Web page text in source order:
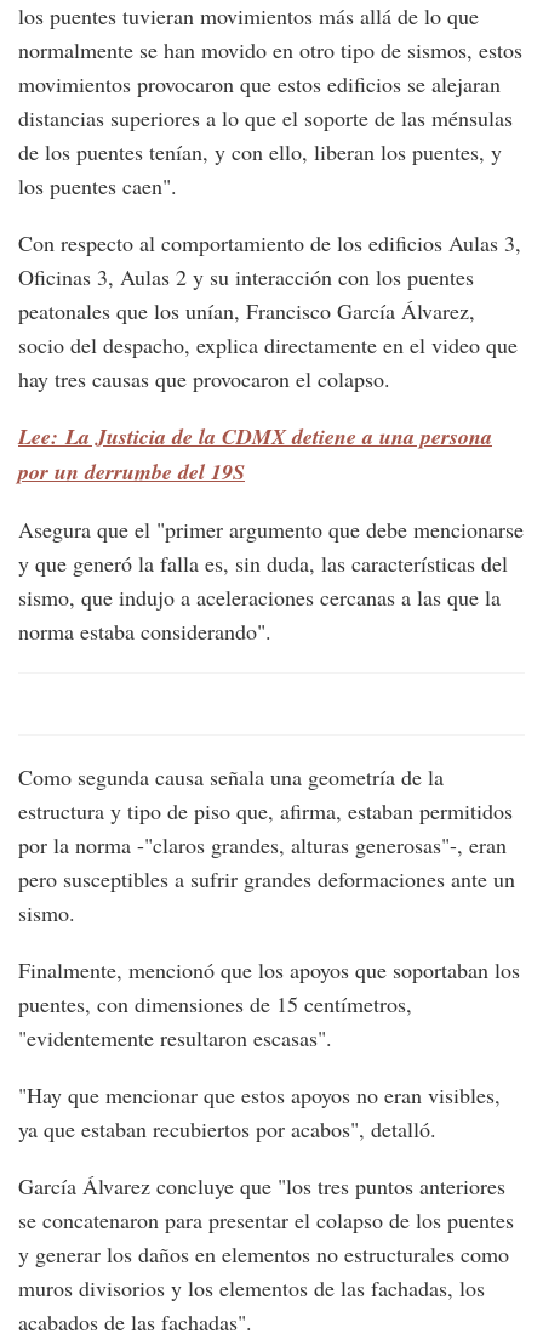
los puentes tuvieran movimientos más allá de lo que
normalmente se han movido en otro tipo de sismos, estos
movimientos provocaron que estos edificios se alejaran
distancias superiores a lo que el soporte de las ménsulas
de los puentes tenían, y con ello, liberan los puentes, y
los puentes caen".
Con respecto al comportamiento de los edificios Aulas 3,
Oficinas 3, Aulas 2 y su interacción con los puentes
peatonales que los unían, Francisco García Álvarez,
socio del despacho, explica directamente en el video que
hay tres causas que provocaron el colapso.
Lee: La Justicia de la CDMX detiene a una persona
por un derrumbe del 19S
Asegura que el "primer argumento que debe mencionarse
y que generó la falla es, sin duda, las características del
sismo, que indujo a aceleraciones cercanas a las que la
norma estaba considerando".
Como segunda causa señala una geometría de la
estructura y tipo de piso que, afirma, estaban permitidos
por la norma -"claros grandes, alturas generosas"-, eran
pero susceptibles a sufrir grandes deformaciones ante un
sismo.
Finalmente, mencionó que los apoyos que soportaban los
puentes, con dimensiones de 15 centímetros,
"evidentemente resultaron escasas".
"Hay que mencionar que estos apoyos no eran visibles,
ya que estaban recubiertos por acabos", detalló.
García Álvarez concluye que "los tres puntos anteriores
se concatenaron para presentar el colapso de los puentes
y generar los daños en elementos no estructurales como
muros divisorios y los elementos de las fachadas, los
acabados de las fachadas".